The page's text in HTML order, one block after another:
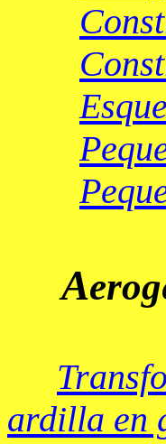
A
ardilla en